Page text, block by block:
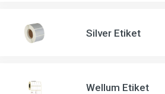
Silver Etiket
Wellum Etiket